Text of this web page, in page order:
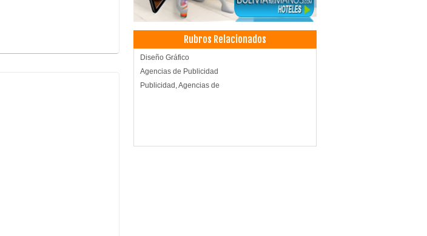
Rubros Relacionados
Diseño Gráfico
Agencias de Publicidad
Publicidad, Agencias de